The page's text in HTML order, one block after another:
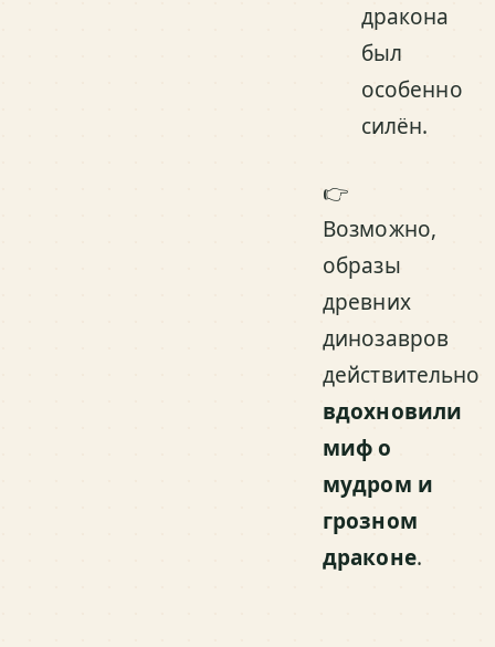
дракона
был
особенно
силён.
👉
Возможно,
образы
древних
динозавров
действительно
вдохновили
миф о
мудром и
грозном
драконе.